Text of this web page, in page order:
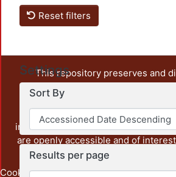
Reset filters
Settings
Sort By
Results per page
This repository preserves and
unrestricted open access, the
output of UAM Azcapotzalco. It
administrative and graphic
institution, as well as content from
are openly accessible and of
Cookie Privacy End User